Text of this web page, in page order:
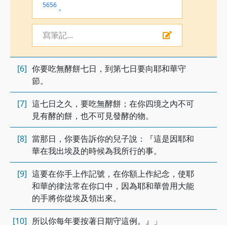
5656 。
寫筆記...
[6] 你要吃無酵餅七日，到第七日要向耶和華守
節。
[7] 這七日之久，要吃無酵餅；在你四境之內不可
見有酵的餅，也不可見發酵的物。
[8] 當那日，你要告訴你的兒子說：『這是因耶和
華在我出埃及的時候為我所行的事。
[9] 這要在你手上作記號，在你額上作紀念，使耶
和華的律法常在你口中，因為耶和華曾用大能
的手將你從埃及領出來。
[10] 所以你每年要按著日期守這例。』」